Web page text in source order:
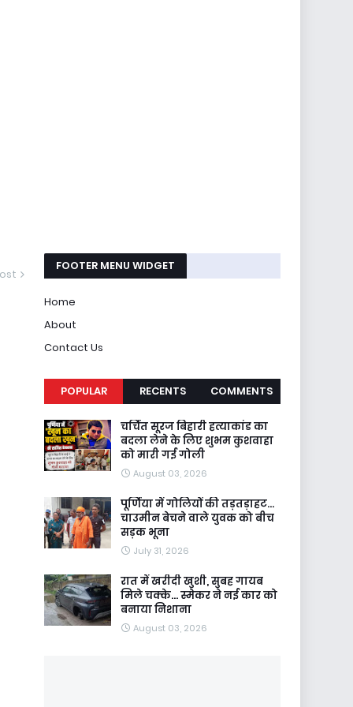
FOOTER MENU WIDGET
Home
About
Contact Us
POPULAR RECENTS COMMENTS
चर्चित सूरज बिहारी हत्याकांड का
बदला लेने के लिए शुभम कुशवाहा
को मारी गई गोली
August 03, 2026
पूर्णिया में गोलियों की तड़तड़ाहट...
चाउमीन बेचने वाले युवक को बीच
सड़क भूना
July 31, 2026
रात में खरीदी खुशी, सुबह गायब
मिले चक्के... स्मेकर ने नई कार को
बनाया निशाना
August 03, 2026